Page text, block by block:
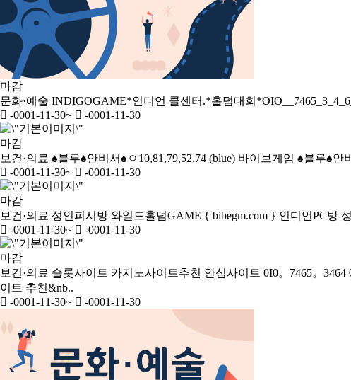
마감
문화·예술 INDIGOGAME*인디언 콜센터.*홀덤대회
-0001-11-30~ -0001-11-30
마감
보건·의료 ♠블루♠안비서♠ㅇ10,81,79,52,74 (blue) 바이브게임 ♠블루♠안
-0001-11-30~ -0001-11-30
마감
보건·의료 성인피시방 와일드홀덤GAME { bibegm.com } 인디언PC방
-0001-11-30~ -0001-11-30
마감
보건·의료 슬롯사이트 카지노사이트추천 안심사이트 0I0。7465。
이트 추천&nb..
-0001-11-30~ -0001-11-30